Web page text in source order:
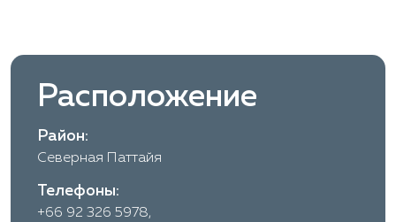
Расположение
Район:
Северная Паттайя
Телефоны:
+66 92 326 5978,